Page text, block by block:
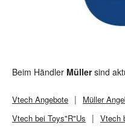
Beim Händler Müllersind
Vtech Angebote Müller
Vtech bei Toys"R"Us
Vtech